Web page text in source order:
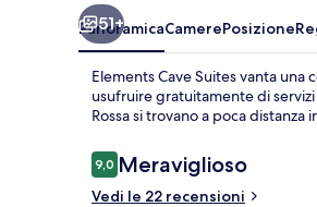
51+
PanoramicaCamerePosizione
Elements Cave Suites vanta una
usufruire gratuitamente di
Rossa si trovano a poca distanza
Recensioni
9,09,0 su 10
Meraviglioso
Vedi le 22 recensioni